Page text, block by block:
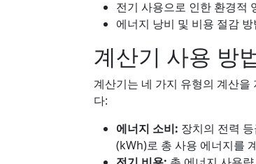
전기 사용으로 인한 환경적
에너지 낭비 및 비용 절감 방
계산기 사용 방
계산기는 네 가지 유형의 계산
다:
에너지 소비: 장치의 전력
(kWh)로 총 사용 에너지를